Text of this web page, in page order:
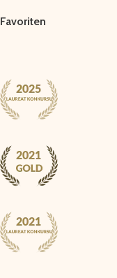
Favoriten